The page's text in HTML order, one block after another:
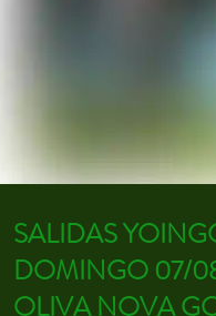
SALIDAS
DOMINGO 07/
OLIVA NOVA